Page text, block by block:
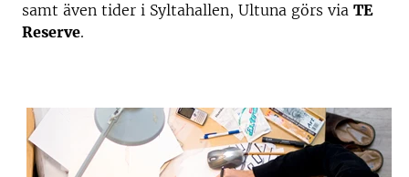
samt även tider i Syltahallen, Ultuna görs via TE
Reserve.